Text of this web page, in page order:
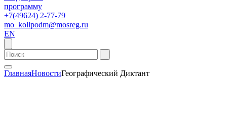
программу
+7(49624) 2-77-79
mo_kollpodm@mosreg.ru
EN
ГлавнаяНовостиГеографический Диктант